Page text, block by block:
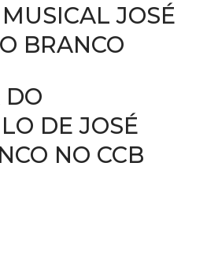
JOSÉ
BRANCO
DO
DE JOSÉ
NO CCB